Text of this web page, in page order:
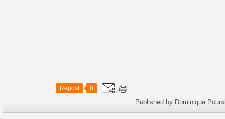
Repost 0
Published by Dominique